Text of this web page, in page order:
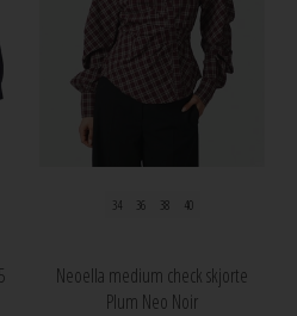
34 36 38 40
Neoella medium check skjorte
Plum Neo Noir